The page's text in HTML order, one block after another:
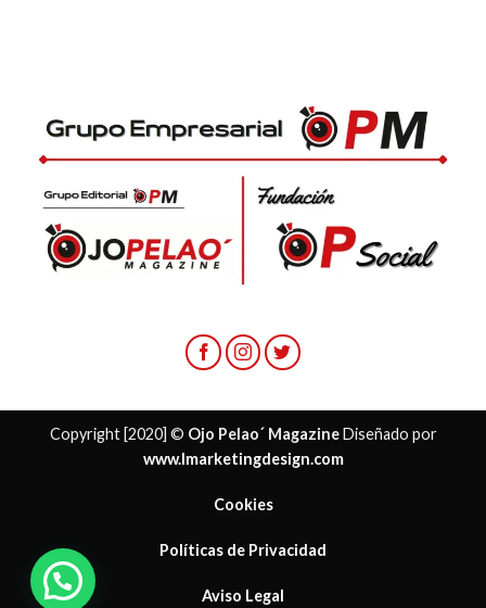
Copyright [2020] © Ojo Pelao´ MagazineDiseñado por
www.lmarketingdesign.com
Cookies
Políticas de Privacidad
Aviso Legal